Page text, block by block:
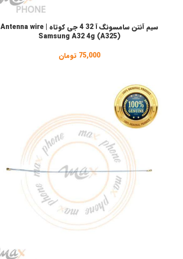
افزودن به سبد خرید
سیم آنتن سامسونگ آ 32 4 جی کوتاه | Antenna wire
Samsung A32 4g (A325)
75,000 تومان